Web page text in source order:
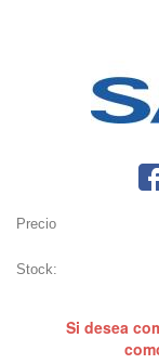
Precio
Stock:
Si desea